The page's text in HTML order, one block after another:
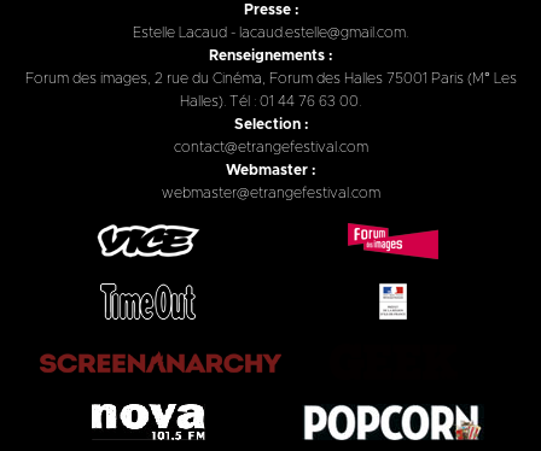
Presse :
Estelle Lacaud - lacaud.estelle@gmail.com.
Renseignements :
Forum des images, 2 rue du Cinéma, Forum des Halles 75001 Paris (M° Les
Halles). Tél : 01 44 76 63 00.
Selection :
contact@etrangefestival.com
Webmaster :
webmaster@etrangefestival.com